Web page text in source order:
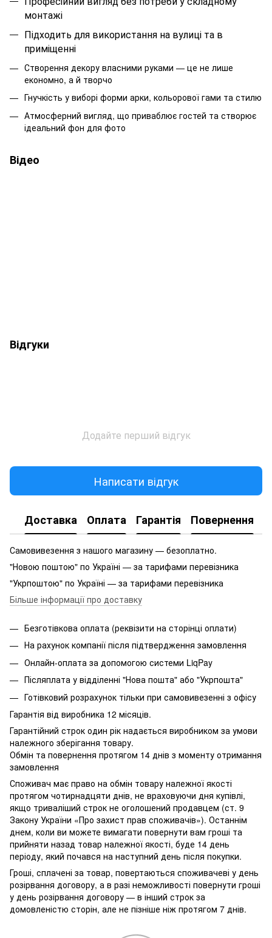
монтажі
Підходить для використання на вулиці та в
приміщенні
Створення декору власними руками — це не лише
економно, а й творчо
Гнучкість у виборі форми арки, кольорової гами та стилю
Атмосферний вигляд, що приваблює гостей та створює
ідеальний фон для фото
Відео
Відгуки
Додайте перший відгук
Написати відгук
Доставка Оплата Гарантія Повернення
Самовивезення з нашого магазину — безоплатно.
"Новою поштою" по Україні — за тарифами перевізника
"Укрпоштою" по Україні — за тарифами перевізника
Більше інформації про доставку
Безготівкова оплата (реквізити на сторінці оплати)
На рахунок компанії після підтвердження замовлення
Онлайн-оплата за допомогою системи LiqPay
Післяплата у відділенні "Нова пошта" або "Укрпошта"
Готівковий розрахунок тільки при самовивезенні з офісу
Гарантія від виробника 12 місяців.
Гарантійний строк один рік надається виробником за умови
належного зберігання товару.
Обмін та повернення протягом 14 днів з моменту отримання
замовлення
Споживач має право на обмін товару належної якості
протягом чотирнадцяти днів, не враховуючи дня купівлі,
якщо триваліший строк не оголошений продавцем (ст. 9
Закону України «Про захист прав споживачів»). Останнім
днем, коли ви можете вимагати повернути вам гроші та
прийняти назад товар належної якості, буде 14 день
періоду, який почався на наступний день після покупки.
Гроші, сплачені за товар, повертаються споживачеві у день
розірвання договору, а в разі неможливості повернути гроші
у день розірвання договору — в інший строк за
домовленістю сторін, але не пізніше ніж протягом 7 днів.